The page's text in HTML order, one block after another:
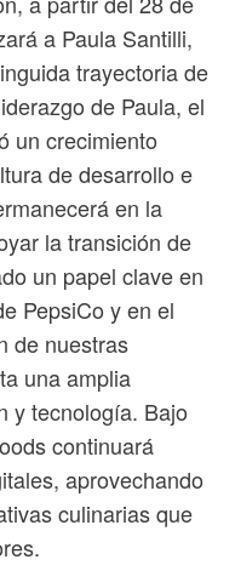
a Paula Santilli,
trayectoria de
de Paula, el
un crecimiento
de desarrollo e
en la
la transición de
un papel clave en
PepsiCo y en el
de nuestras
una amplia
y tecnología. Bajo
continuará
aprovechando
culinarias que